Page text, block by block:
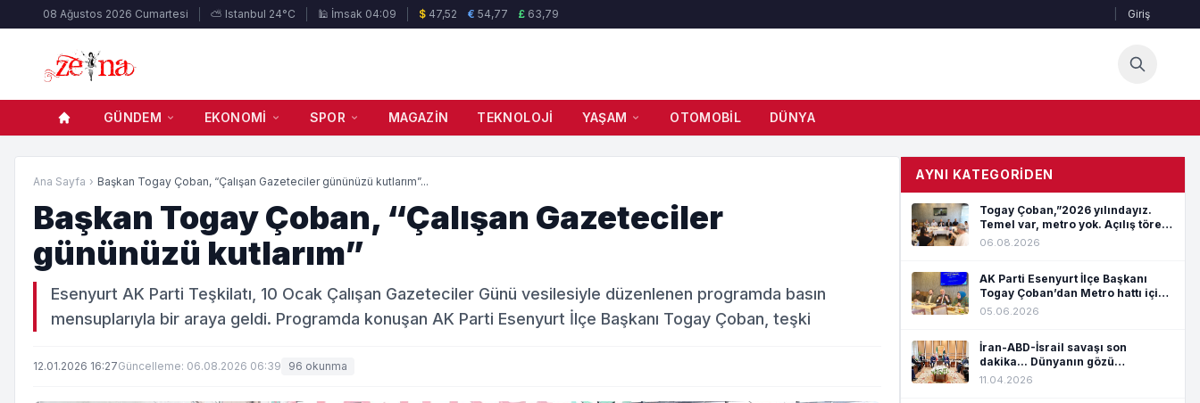
08 Ağustos 2026 Cumartesi ⛅ Istanbul 24°C 🕌 İmsak 04:09 $ 47,52 € 54,77 £ 63,79 Giriş
GÜNDEM EKONOMI SPOR MAGAZIN TEKNOLOJI YAŞAM OTOMOBIL DÜNYA
Ana Sayfa › Başkan Togay Çoban, “Çalışan Gazeteciler gününüzü kutlarım”...
Başkan Togay Çoban, “Çalışan Gazeteciler
gününüzü kutlarım”
Esenyurt AK Parti Teşkilatı, 10 Ocak Çalışan Gazeteciler Günü vesilesiyle düzenlenen programda basın
mensuplarıyla bir araya geldi. Programda konuşan AK Parti Esenyurt İlçe Başkanı Togay Çoban, teşki
12.01.2026 16:27Güncelleme: 06.08.2026 06:39 96 okunma
AYNI KATEGORIDEN
Togay Çoban,”2026 yılındayız.
Temel var, metro yok. Açılış töreni
var, hizmet yok”
06.08.2026
AK Parti Esenyurt İlçe Başkanı
Togay Çoban’dan Metro hattı için :
“Ya yapın ya da devlete devredin”
05.06.2026
İran-ABD-İsrail savaşı son
dakika... Dünyanın gözü
Pakistan'da!
11.04.2026